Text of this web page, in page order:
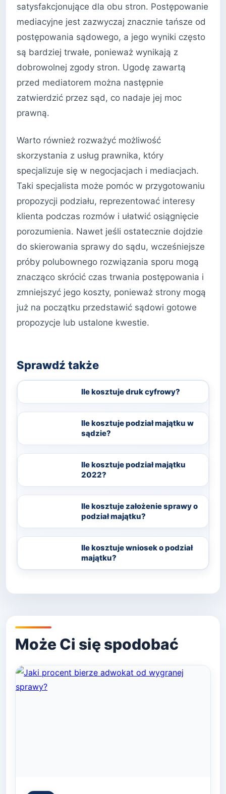
satysfakcjonujące dla obu stron. Postępowanie
mediacyjne jest zazwyczaj znacznie tańsze od
postępowania sądowego, a jego wyniki często
są bardziej trwałe, ponieważ wynikają z
dobrowolnej zgody stron. Ugodę zawartą
przed mediatorem można następnie
zatwierdzić przez sąd, co nadaje jej moc
prawną.
Warto również rozważyć możliwość
skorzystania z usług prawnika, który
specjalizuje się w negocjacjach i mediacjach.
Taki specjalista może pomóc w przygotowaniu
propozycji podziału, reprezentować interesy
klienta podczas rozmów i ułatwić osiągnięcie
porozumienia. Nawet jeśli ostatecznie dojdzie
do skierowania sprawy do sądu, wcześniejsze
próby polubownego rozwiązania sporu mogą
znacząco skrócić czas trwania postępowania i
zmniejszyć jego koszty, ponieważ strony mogą
już na początku przedstawić sądowi gotowe
propozycje lub ustalone kwestie.
Sprawdź także
Ile kosztuje druk cyfrowy?
Ile kosztuje podział majątku w
sądzie?
Ile kosztuje podział majątku
2022?
Ile kosztuje założenie sprawy o
podział majątku?
Ile kosztuje wniosek o podział
majątku?